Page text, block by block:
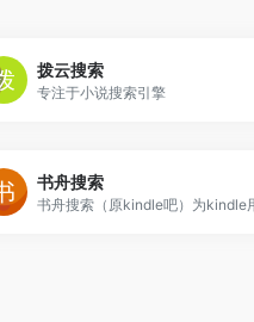
拨云搜索
专注于小说搜索引擎
书舟搜索